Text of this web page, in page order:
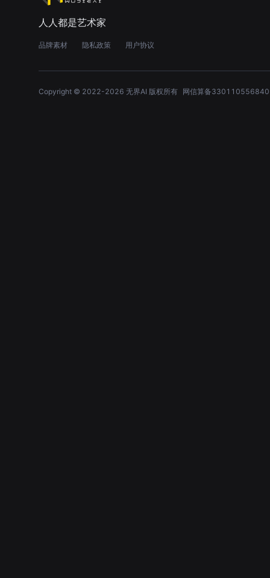
人人都是艺术家
品牌素材 隐私政策 用户协议
Copyright © 2022-2026 无界AI 版权所有 网信算备